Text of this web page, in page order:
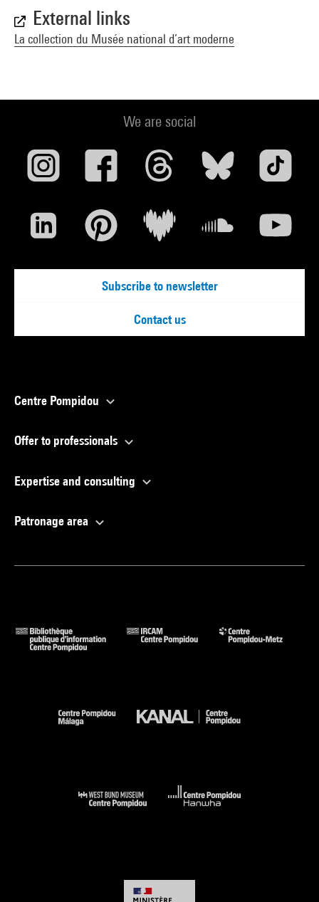
External links
La collection du Musée national d’art moderne
We are social
Subscribe to newsletter
Contact us
Centre Pompidou
Offer to professionals
Expertise and consulting
Patronage area